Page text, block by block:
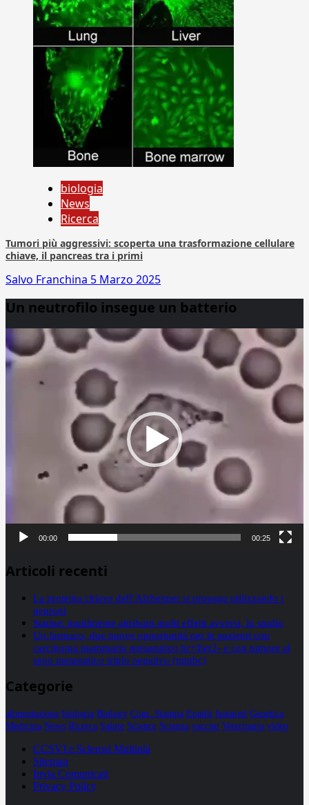
biologia
News
Ricerca
Tumori più aggressivi: scoperta una trasformazione cellulare
chiave, il pancreas tra i primi
Salvo Franchina 5 Marzo 2025
Un neutrofilo insegue un batterio
Player
00:00 00:25
Articoli recenti
La proteina chiave dell’Alzheimer si propaga utilizzando i
neuroni
Statine: inutilmente attribuiti molti effetti avversi, lo studio
Un farmaco, due nuove opportunità per le pazienti con
carcinoma mammario metastatico hr+/her2- e con tumore al
seno metastatico triplo negativo (mtnbc)
Categorie
alimentazione biologia Biology Com. Stampa Epatiti featured Genetica
Medicina News Ricerca Salute Science Scienza vaccini Veterinaria video
CCSVI e Sclerosi Multipla
Sitemap
Invia Comunicati
Privacy Policy